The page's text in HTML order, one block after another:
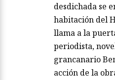
desdichada se
habitación del
llama a la
periodista,
grancanario
acción de la